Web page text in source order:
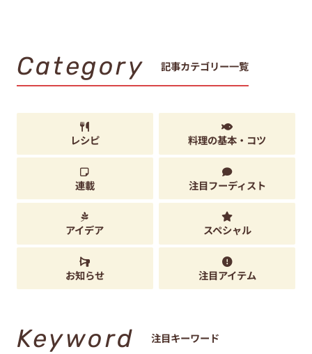
Category 記事カテゴリー一覧
レシピ 料理の基本・コツ
連載 注目フーディスト
アイデア スペシャル
お知らせ 注目アイテム
Keyword 注目キーワード